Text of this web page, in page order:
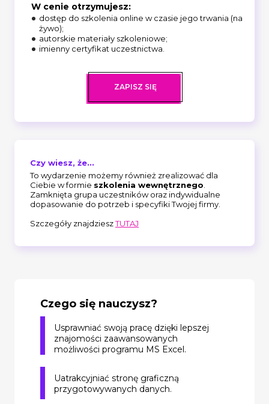
W cenie otrzymujesz:
dostęp do szkolenia online w czasie jego trwania (na
żywo);
autorskie materiały szkoleniowe;
imienny certyfikat uczestnictwa.
ZAPISZ SIĘ
Czy wiesz, że...
To wydarzenie możemy również zrealizować dla
Ciebie w formie szkolenia wewnętrznego
Zamknięta grupa uczestników oraz indywidualne
dopasowanie do potrzeb i specyfiki Twojej firmy.
Szczegóły znajdzieszTUTAJ
Czego się nauczysz?
Usprawniać swoją pracę dzięki lepszej
znajomości zaawansowanych
możliwości programu MS Excel.
Uatrakcyjniać stronę graficzną
przygotowywanych danych.